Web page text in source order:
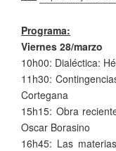
Programa:
Viernes 28/marzo
10h00: Dialéctica:
11h30:
Cortegana
15h15: Obra
Oscar Borasino
16h45: Las